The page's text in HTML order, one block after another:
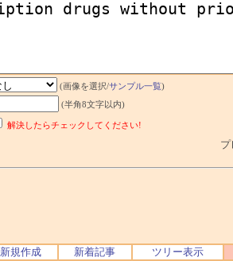
(画像を選択/サンプル一覧)
(半角8文字以内)
解決したらチェックしてください!
プ
新規作成 新着記事 ツリー表示